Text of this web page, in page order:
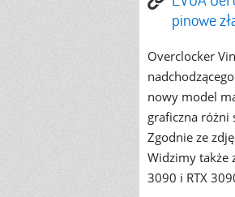
pinowe
Overclocker
nowy model
graficzna różni
Zgodnie ze
Widzimy także
3090 i RTX